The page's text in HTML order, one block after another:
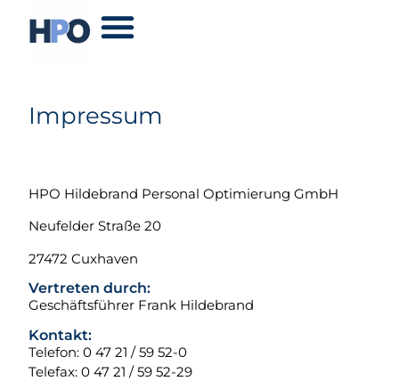
Impressum
HPO Hildebrand Personal Optimierung GmbH
Neufelder Straße 20
27472 Cuxhaven
Vertreten durch:
Geschäftsführer Frank Hildebrand
Kontakt:
Telefon: 0 47 21 / 59 52-0
Telefax: 0 47 21 / 59 52-29